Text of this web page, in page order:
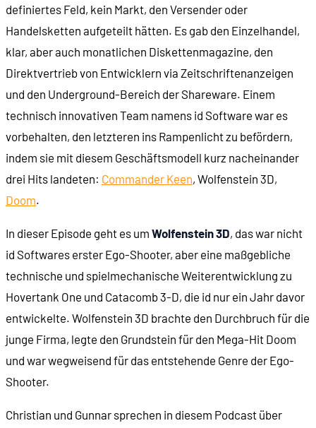
00:11:35 Wie sieht das Spiel aus?
00:12:28 Zelle
00:12:52 Gefängnistrakt
00:13:01 Halle
00:13:34 Kantine
00:13:56 Schatzkammer
00:14:04 Gegner
00:14:57
definiertes Feld, kein Markt, den Versender oder
Handelsketten aufgeteilt hätten. Es gab den Einzelhandel,
klar, aber auch monatlichen Diskettenmagazine, den
Direktvertrieb von Entwicklern via Zeitschriftenanzeigen
und den Underground-Bereich der Shareware. Einem
technisch innovativen Team namens id Software war es
vorbehalten, den letzteren ins Rampenlicht zu befördern,
indem sie mit diesem Geschäftsmodell kurz nacheinander
drei Hits landeten: Commander Keen, Wolfenstein 3D,
Doom.
In dieser Episode geht es um Wolfenstein 3D, das war nicht
id Softwares erster Ego-Shooter, aber eine maßgebliche
technische und spielmechanische Weiterentwicklung zu
Hovertank One und Catacomb 3-D, die id nur ein Jahr davor
entwickelte. Wolfenstein 3D brachte den Durchbruch für die
junge Firma, legte den Grundstein für den Mega-Hit Doom
und war wegweisend für das entstehende Genre der Ego-
Shooter.
Christian und Gunnar sprechen in diesem Podcast über